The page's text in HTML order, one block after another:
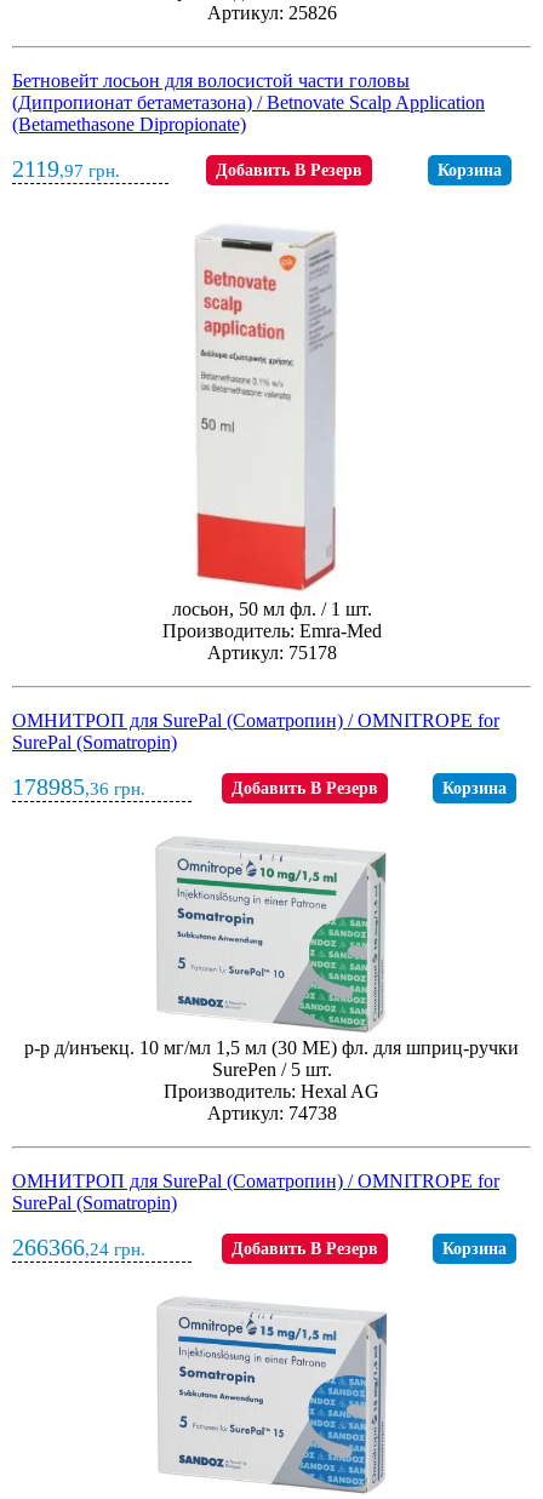
Артикул: 25826
Бетновейт лосьон для волосистой части головы
(Дипропионат бетаметазона) / Betnovate Scalp Application
(Betamethasone Dipropionate)
2119,97 грн. Добавить В Резерв Корзина
лосьон, 50 мл фл. / 1 шт.
Производитель: Emra-Med
Артикул: 75178
ОМНИТРОП для SurePal (Соматропин) / OMNITROPE for
SurePal (Somatropin)
178985,36 грн. Добавить В Резерв Корзина
р-р д/инъекц. 10 мг/мл 1,5 мл (30 МЕ) фл. для шприц-ручки
SurePen / 5 шт.
Производитель: Hexal AG
Артикул: 74738
ОМНИТРОП для SurePal (Соматропин) / OMNITROPE for
SurePal (Somatropin)
266366,24 грн. Добавить В Резерв Корзина